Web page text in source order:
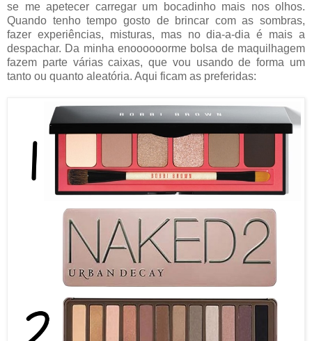
se me apetecer carregar um bocadinho mais nos olhos.
Quando tenho tempo gosto de brincar com as sombras,
fazer experiências, misturas, mas no dia-a-dia é mais a
despachar. Da minha enoooooorme bolsa de maquilhagem
fazem parte várias caixas, que vou usando de forma um
tanto ou quanto aleatória. Aqui ficam as preferidas: